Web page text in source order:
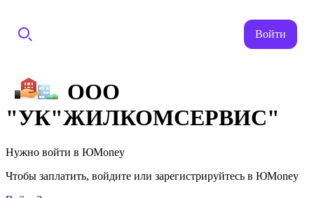
Войти
ООО
"УК"ЖИЛКОМСЕРВИС"
Нужно войти в ЮMoney
Чтобы заплатить, войдите или зарегистрируйтесь в ЮMoney